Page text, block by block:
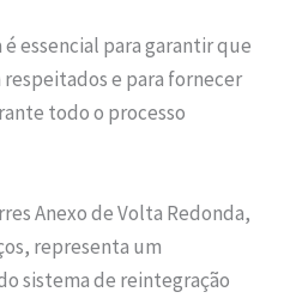
essencial para garantir que
e para fornecer
todo o processo
Anexo de Volta Redonda,
representa um
sistema de reintegração